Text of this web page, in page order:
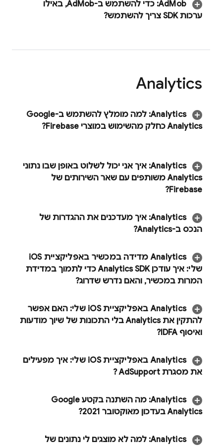
AdMob
: כדי להשתמש ב- AdMob
, באילו
ערכות SDK צריך להשתמש?
Analytics
Analytics
:
למה מומלץ להשתמש ב-Google
Analytics כחלק מהשימוש במוצרי Firebase?
Analytics
: איך אני יכול לשלוט באופן שבו נתוני
Analyticsמשותפים עם שאר השירותים של
Firebase?
‫
Analytics
: איך מעדכנים את ההגדרות של
הנכס ב-Analytics?
Analyticsמדידה במכשיר באפליקציית iOS
שלי:
איך עודכן Analytics SDK כדי לתמוך במדידת
המרות במכשיר, והאם נדרש שדרוג?
Analyticsבאפליקציית iOS שלי:
האם אפשר
להתקין אתAnalyticsבלי התכונות של שיוך מודעות
ואיסוף IDFA?
Analyticsבאפליקציית iOS שלי:
איך מפעילים
את מסגרת Ad Support ?
Analytics
:
מה השתנה בקטע Google
Analytics בעדכון מאוקטובר 2021?
Analytics
: למה לא מוצגים לי נתונים של